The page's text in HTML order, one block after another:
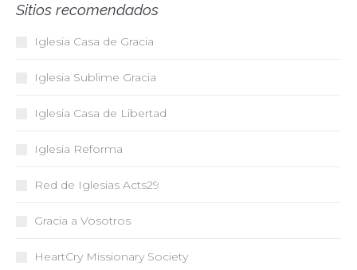
Sitios recomendados
Iglesia Casa de Gracia
Iglesia Sublime Gracia
Iglesia Casa de Libertad
Iglesia Reforma
Red de Iglesias Acts29
Gracia a Vosotros
HeartCry Missionary Society